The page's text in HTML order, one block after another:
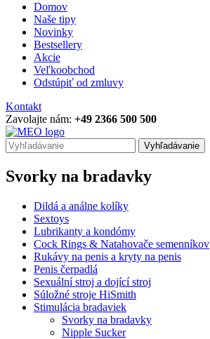
Domov
Naše tipy
Novinky
Bestsellery
Akcie
Veľkoobchod
Odstúpiť od zmluvy
Kontakt
Zavolajte nám: +49 2366 500 500
Vyhľadávanie
Svorky na bradavky
Dildá a análne kolíky
Sextoys
Lubrikanty a kondómy
Cock Rings & Natahovače semenníkov
Rukávy na penis a kryty na penis
Penis čerpadlá
Sexuální stroj a dojící stroj
Súložné stroje HiSmith
Stimulácia bradaviek
Svorky na bradavky
Nipple Sucker